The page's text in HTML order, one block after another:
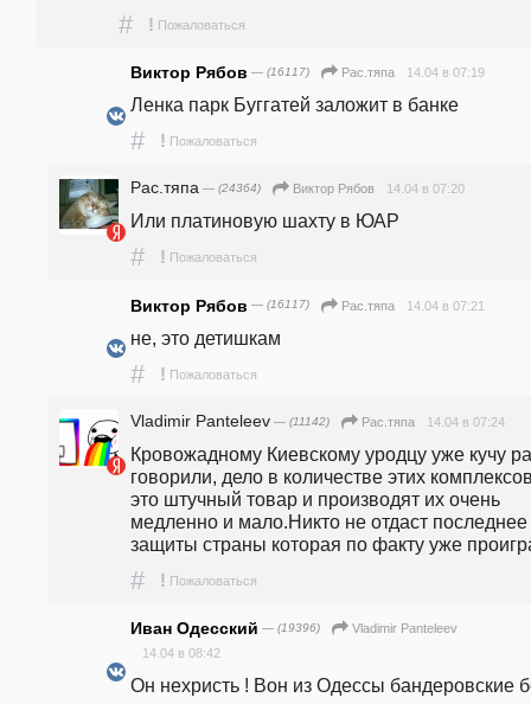
# ! Пожаловаться
Виктор Рябов — (16117) Рас.тяпа 14.04 в 07:19
Ленка парк Буггатей заложит в банке
# ! Пожаловаться
Рас.тяпа — (24364) Виктор Рябов 14.04 в 07:20
Или платиновую шахту в ЮАР
# ! Пожаловаться
Виктор Рябов — (16117) Рас.тяпа 14.04 в 07:21
не, это детишкам
# ! Пожаловаться
Vladimir Panteleev — (11142) Рас.тяпа 14.04 в 07:24
Кровожадному Киевскому уродцу уже кучу
говорили, дело в количестве этих
это штучный товар и производят их очень
медленно и мало.Никто не отдаст
защиты страны которая по факту уже
# ! Пожаловаться
Иван Одесский — (19396)
Vladimir Panteleev
14.04 в 08:42
Он нехристь ! Вон из Одессы бандеровские